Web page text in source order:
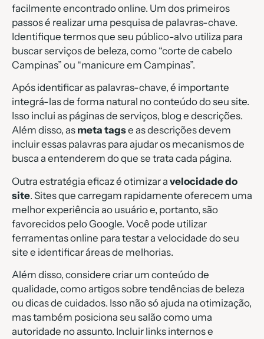
facilmente encontrado online. Um dos primeiros
passos é realizar uma pesquisa de palavras-chave.
Identifique termos que seu público-alvo utiliza para
buscar serviços de beleza, como “corte de cabelo
Campinas” ou “manicure em Campinas”.
Após identificar as palavras-chave, é importante
integrá-las de forma natural no conteúdo do seu site.
Isso inclui as páginas de serviços, blog e descrições.
Além disso, as meta tagse as descrições devem
incluir essas palavras para ajudar os mecanismos de
busca a entenderem do que se trata cada página.
Outra estratégia eficaz é otimizar a velocidade do
site. Sites que carregam rapidamente oferecem uma
melhor experiência ao usuário e, portanto, são
favorecidos pelo Google. Você pode utilizar
ferramentas online para testar a velocidade do seu
site e identificar áreas de melhorias.
Além disso, considere criar um conteúdo de
qualidade, como artigos sobre tendências de beleza
ou dicas de cuidados. Isso não só ajuda na otimização,
mas também posiciona seu salão como uma
autoridade no assunto. Incluir links internos e